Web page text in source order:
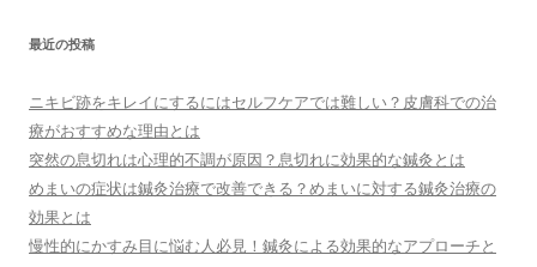
最近の投稿
ニキビ跡をキレイにするにはセルフケアでは難しい？皮膚科での治
療がおすすめな理由とは
突然の息切れは心理的不調が原因？息切れに効果的な鍼灸とは
めまいの症状は鍼灸治療で改善できる？めまいに対する鍼灸治療の
効果とは
慢性的にかすみ目に悩む人必見！鍼灸による効果的なアプローチと